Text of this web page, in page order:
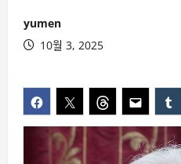
yumen
10월 3, 2025